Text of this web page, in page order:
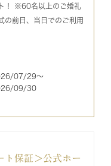
！ ※60名以上のご婚礼
の前日、当日でのご利用
07/29〜
09/30
ト保証＞公式ホー